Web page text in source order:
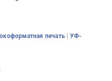
печать | УФ-